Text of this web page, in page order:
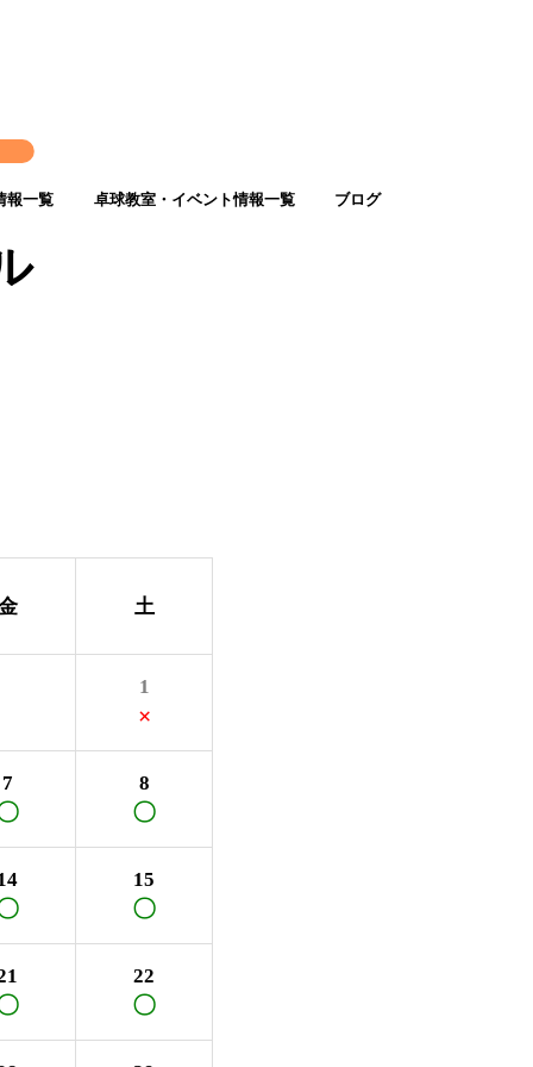
報一覧 卓球教室・イベント情報一覧 ブログ
土
1
×
7 8
〇
15
〇
22
〇